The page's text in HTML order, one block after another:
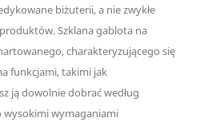
biżuterii, a nie zwykłe
Szklana gablota na
charakteryzującego się
funkcjami, takimi jak
ją dowolnie dobrać według
wysokimi wymaganiami